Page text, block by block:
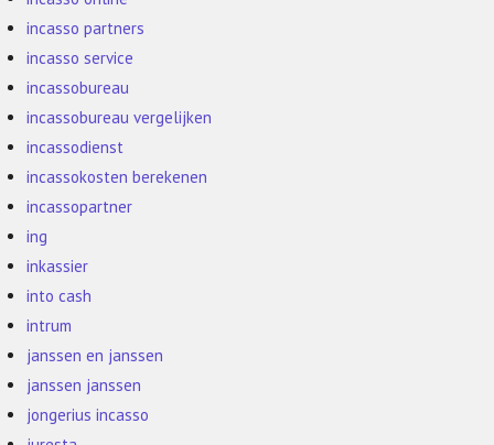
incasso partners
incasso service
incassobureau
incassobureau vergelijken
incassodienst
incassokosten berekenen
incassopartner
ing
inkassier
into cash
intrum
janssen en janssen
janssen janssen
jongerius incasso